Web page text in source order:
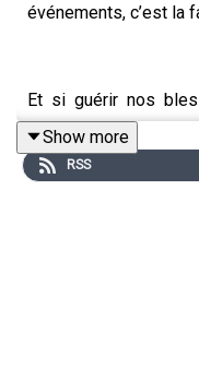
événements, c’est la
Et si guérir nos
accompagner
l’émerveillement et
central, Arnaud Riou
Show more
RSS